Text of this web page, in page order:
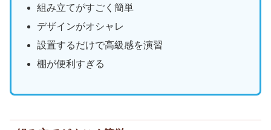
組み立てがすごく簡単
デザインがオシャレ
設置するだけで高級感を演習
棚が便利すぎる